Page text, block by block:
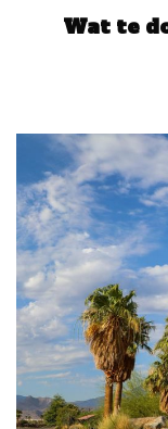
Wat te